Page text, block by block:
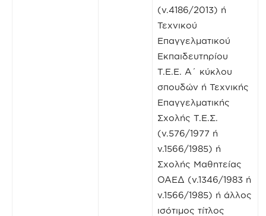
(ν.4186/2013) ή
Τεχνικού
Επαγγελματικού
Εκπαιδευτηρίου
Τ.Ε.Ε. Α΄ κύκλου
σπουδών ή Τεχνικής
Επαγγελματικής
Σχολής Τ.Ε.Σ.
(ν.576/1977 ή
ν.1566/1985) ή
Σχολής Μαθητείας
ΟΑΕΔ (ν.1346/1983 ή
ν.1566/1985) ή άλλος
ισότιμος τίτλος